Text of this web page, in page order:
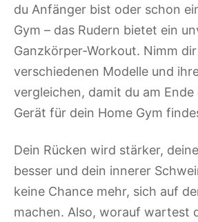
du Anfänger bist oder schon
Gym – das Rudern bietet ein
Ganzkörper-Workout. Nimm
verschiedenen Modelle und
vergleichen, damit du am
Gerät für dein Home Gym
Dein Rücken wird stärker,
besser und dein innerer
keine Chance mehr, sich auf
machen. Also, worauf wartest